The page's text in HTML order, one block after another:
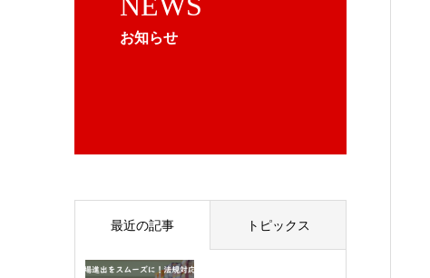
お知らせ
最近の記事 トピックス